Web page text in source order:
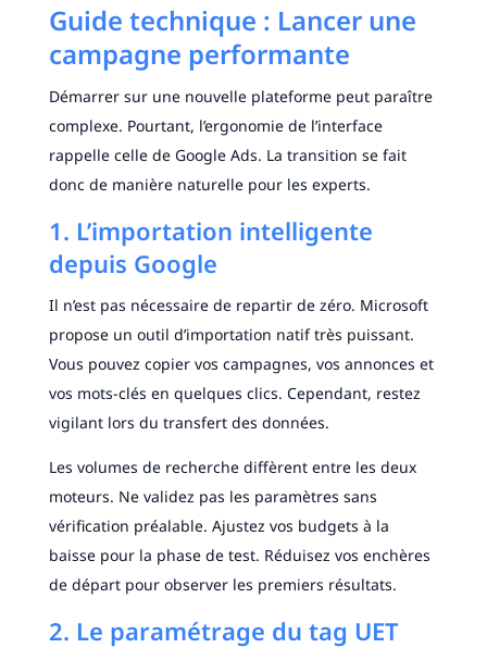
Guide technique : Lancer une
campagne performante
Démarrer sur une nouvelle plateforme peut paraître
complexe. Pourtant, l’ergonomie de l’interface
rappelle celle de Google Ads. La transition se fait
donc de manière naturelle pour les experts.
1. L’importation intelligente
depuis Google
Il n’est pas nécessaire de repartir de zéro. Microsoft
propose un outil d’importation natif très puissant.
Vous pouvez copier vos campagnes, vos annonces et
vos mots-clés en quelques clics. Cependant, restez
vigilant lors du transfert des données.
Les volumes de recherche diffèrent entre les deux
moteurs. Ne validez pas les paramètres sans
vérification préalable. Ajustez vos budgets à la
baisse pour la phase de test. Réduisez vos enchères
de départ pour observer les premiers résultats.
2. Le paramétrage du tag UET